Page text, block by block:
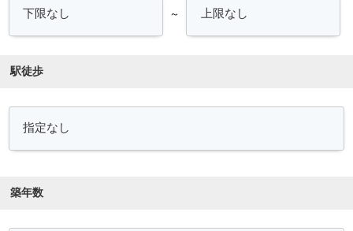
～
駅徒歩
築年数